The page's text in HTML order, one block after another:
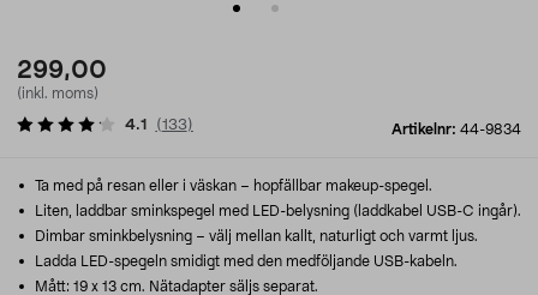
299,00
(inkl. moms)
Artikelnr: 44-9834
4.1 (133)
Ta med på resan eller i väskan – hopfällbar makeup-spegel.
Liten, laddbar sminkspegel med LED-belysning (laddkabel USB-C ingår).
Dimbar sminkbelysning – välj mellan kallt, naturligt och varmt ljus.
Ladda LED-spegeln smidigt med den medföljande USB-kabeln.
Mått: 19 x 13 cm. Nätadapter säljs separat.